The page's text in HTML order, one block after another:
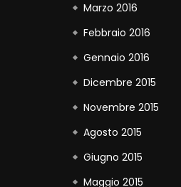
Marzo 2016
Febbraio 2016
Gennaio 2016
Dicembre 2015
Novembre 2015
Agosto 2015
Giugno 2015
Maggio 2015